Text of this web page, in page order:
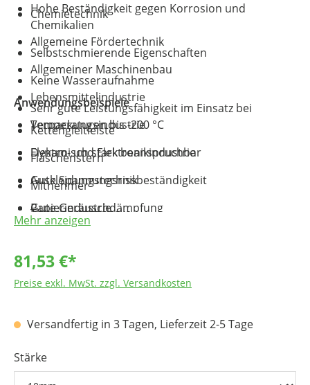
Hohe Beständigkeit gegen Korrosion und
Chemikalien
Selbstschmierende Eigenschaften
Keine Wasseraufnahme
Sehr gute Leistungsfähigkeit im Einsatz bei
Temperaturen bis -200 °C
Dynamisch stark beanspruchbar
Gute Spannungsrissbeständigkeit
Gute Geräuschdämpfung
Chemietechnik
Allgemeine Fördertechnik
Allgemeiner Maschinenbau
Lebensmittelindustrie
Verpackungsindustrie
Elektro- und Elektronikindustrie
Auskleidungstechnik
Papierindustrie
Medizintechnik
Anwendungsbeispiele
Kettengleitleiste
Flaschenstern
Mitnehmer
Transportschnecke
Mehr anzeigen
81,53 €*
Preise exkl. MwSt. zzgl. Versandkosten
Versandfertig in 3 Tagen, Lieferzeit 2-5 Tage
Stärke